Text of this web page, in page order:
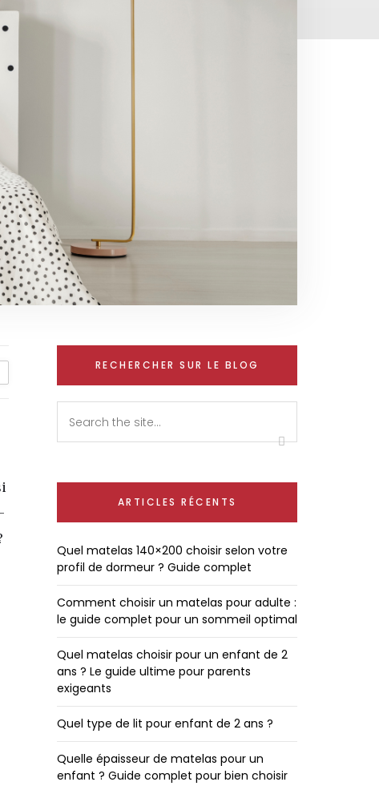
RECHERCHER SUR LE BLOG
ARTICLES RÉCENTS
Quel matelas 140×200 choisir selon votre
profil de dormeur ? Guide complet
Comment choisir un matelas pour adulte :
le guide complet pour un sommeil optimal
Quel matelas choisir pour un enfant de 2
ans ? Le guide ultime pour parents
exigeants
Quel type de lit pour enfant de 2 ans ?
Quelle épaisseur de matelas pour un
enfant ? Guide complet pour bien choisir